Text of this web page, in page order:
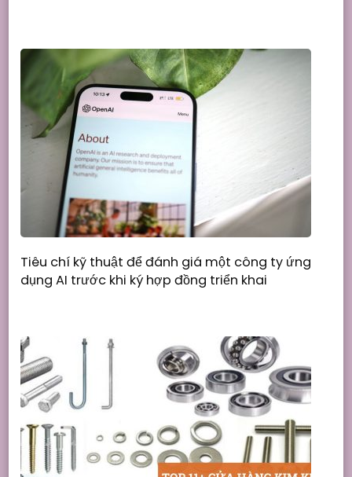
Tiêu chí kỹ thuật để đánh giá một công ty ứng
dụng AI trước khi ký hợp đồng triển khai